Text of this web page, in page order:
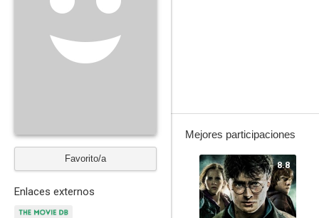
Favorito/a
Enlaces externos
Mejores participaciones
8.8